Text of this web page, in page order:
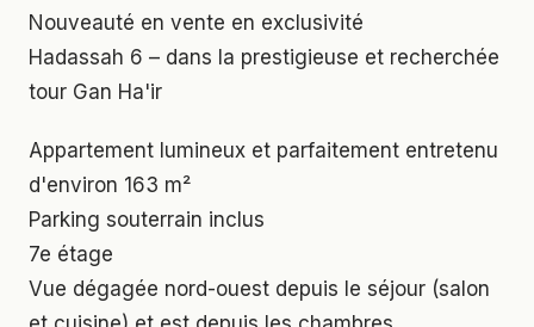
Nouveauté en vente en exclusivité
Hadassah 6 – dans la prestigieuse et recherchée
tour Gan Ha'ir
Appartement lumineux et parfaitement entretenu
d'environ 163 m²
Parking souterrain inclus
7e étage
Vue dégagée nord-ouest depuis le séjour (salon